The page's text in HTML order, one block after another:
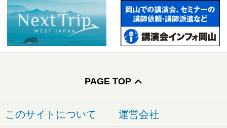
PAGE TOP
このサイトについて 運営会社